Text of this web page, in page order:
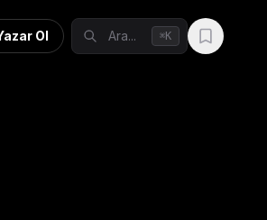
Ol Ara... ⌘K